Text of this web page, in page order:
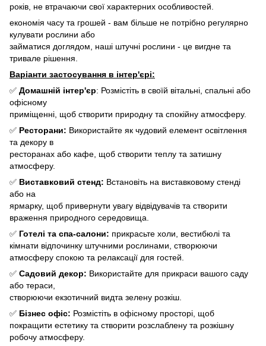
років, не втрачаючи свої характерних особливостей.
економія часу та грошей - вам більше не потрібно регулярно
кулувати рослини або
займатися доглядом, наші штучні рослини - це вигдне та
тривале рішення.
Варіанти застосування в інтер'єрі:
✅ Домашній інтер'єр: Розмістіть в своїй вітальні, спальні або
офісному
приміщенні, щоб створити природну та спокійну атмосферу.
✅ Ресторани: Використайте як чудовий елемент освітлення
та декору в
ресторанах або кафе, щоб створити теплу та затишну
атмосферу.
✅ Виставковий стенд: Встановіть на виставковому стенді
або на
ярмарку, щоб привернути увагу відвідувачів та створити
враження природного середовища.
✅ Готелі та спа-салони: прикрасьте холи, вестибюлі та
кімнати відпочинку штучними рослинами, створюючи
атмосферу спокою та релаксації для гостей.
✅ Садовий декор: Використайте для прикраси вашого саду
або тераси,
створюючи екзотичний видта зелену розкіш.
✅ Бізнес офіс: Розмістіть в офісному просторі, щоб
покращити естетику та створити розслаблену та розкішну
робочу атмосферу.